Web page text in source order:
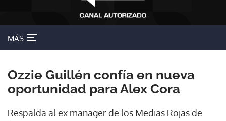
MÁS
Ozzie Guillén confía en nueva
oportunidad para Alex Cora
Respalda al ex manager de los Medias Rojas de